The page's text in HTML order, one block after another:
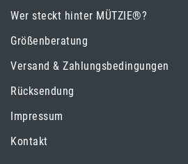
Wer steckt hinter MÜTZIE®?
Größenberatung
Versand & Zahlungsbedingungen
Rücksendung
Impressum
Kontakt